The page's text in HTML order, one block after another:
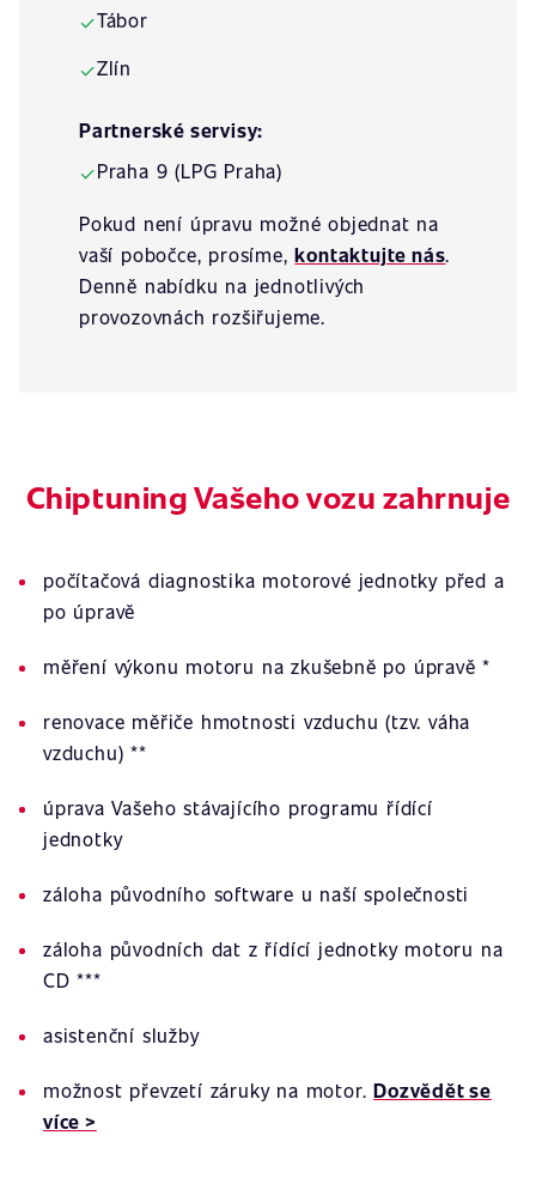
✓Tábor
✓Zlín
Partnerské servisy:
✓Praha 9 (LPG Praha)
Pokud není úpravu možné objednat na
vaší pobočce, prosíme,kontaktujte nás.
Denně nabídku na jednotlivých
provozovnách rozšiřujeme.
Chiptuning Vašeho vozu zahrnuje
počítačová diagnostika motorové jednotky před a
po úpravě
měření výkonu motoru na zkušebně po úpravě *
renovace měřiče hmotnosti vzduchu (tzv. váha
vzduchu) **
úprava Vašeho stávajícího programu řídící
jednotky
záloha původního software u naší společnosti
záloha původních dat z řídící jednotky motoru na
CD ***
asistenční služby
možnost převzetí záruky na motor.Dozvědět se
více >